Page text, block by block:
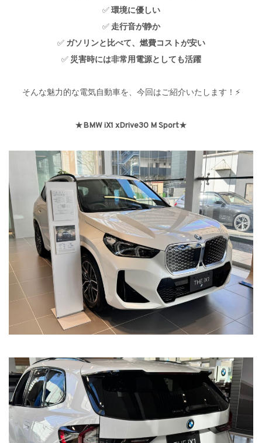
✅環境に優しい
✅走行音が静か
✅ ガソリンと比べて、燃費コストが安い
✅災害時には非常用電源としても活躍
そんな魅力的な電気自動車を、今回はご紹介いたします！⚡
★BMW iX1 xDrive30 M Sport★